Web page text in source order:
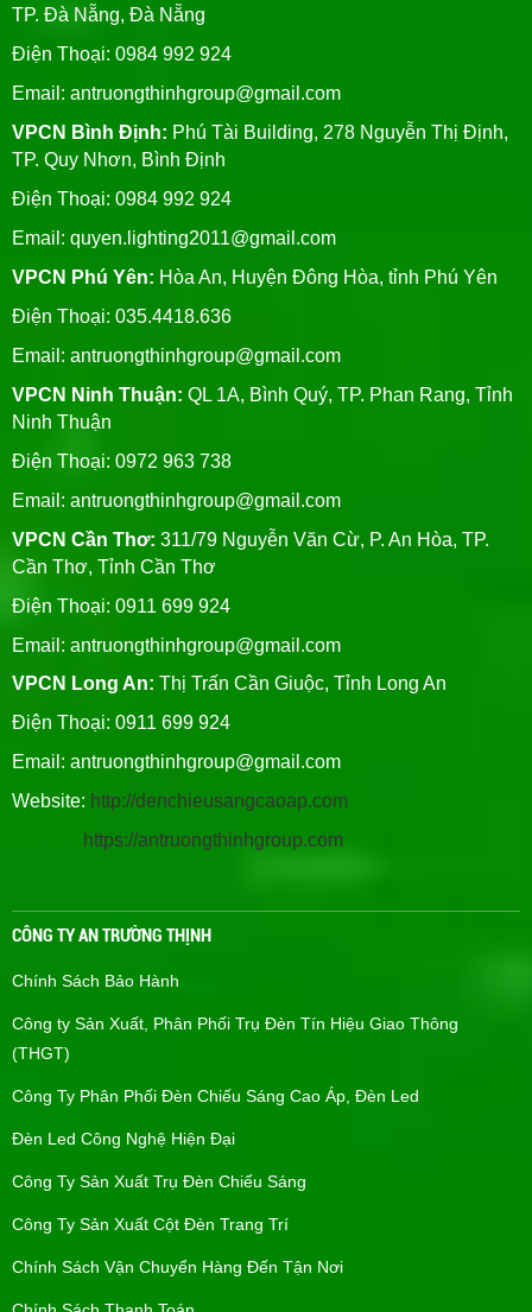
TP. Đà Nẵng, Đà Nẵng
Điện Thoại: 0984 992 924
Email: antruongthinhgroup@gmail.com
VPCN Bình Định: Phú Tài Building, 278 Nguyễn Thị Định,
TP. Quy Nhơn, Bình Định
Điện Thoại: 0984 992 924
Email: quyen.lighting2011@gmail.com
VPCN Phú Yên: Hòa An, Huyện Đông Hòa, tỉnh Phú Yên
Điện Thoại: 035.4418.636
Email: antruongthinhgroup@gmail.com
VPCN Ninh Thuận: QL 1A, Bình Quý, TP. Phan Rang, Tỉnh
Ninh Thuận
Điện Thoại: 0972 963 738
Email: antruongthinhgroup@gmail.com
VPCN Cần Thơ: 311/79 Nguyễn Văn Cừ, P. An Hòa, TP.
Cần Thơ, Tỉnh Cần Thơ
Điện Thoại: 0911 699 924
Email: antruongthinhgroup@gmail.com
VPCN Long An: Thị Trấn Cần Giuộc, Tỉnh Long An
Điện Thoại: 0911 699 924
Email: antruongthinhgroup@gmail.com
Website: http://denchieusangcaoap.com
https://antruongthinhgroup.com
CÔNG TY AN TRƯỜNG THỊNH
Chính Sách Bảo Hành
Công ty Sản Xuất, Phân Phối Trụ Đèn Tín Hiệu Giao Thông
(THGT)
Công Ty Phân Phối Đèn Chiếu Sáng Cao Áp, Đèn Led
Đèn Led Công Nghệ Hiện Đại
Công Ty Sản Xuất Trụ Đèn Chiếu Sáng
Công Ty Sản Xuất Cột Đèn Trang Trí
Chính Sách Vận Chuyển Hàng Đến Tận Nơi